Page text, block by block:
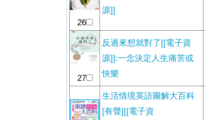
26
源]]
27
反過來想就對了[[電子資
源]]:一念決定人生痛苦或
快樂
生活情境英語圖解大百科
[有聲][[電子資